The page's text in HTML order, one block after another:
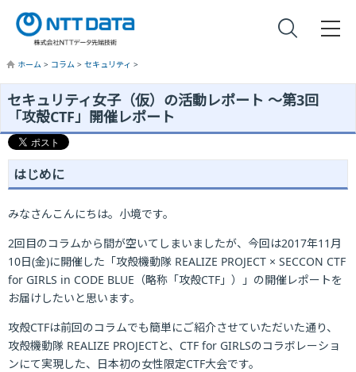
ホーム > コラム > セキュリティ >
セキュリティ女子（仮）の活動レポート ～第3回
「攻殻CTF」開催レポート
はじめに
みなさんこんにちは。小境です。
2回目のコラムから間が空いてしまいましたが、今回は2017年11月
10日(金)に開催した「攻殻機動隊 REALIZE PROJECT × SECCON CTF
for GIRLS in CODE BLUE（略称「攻殻CTF」）」の開催レポートを
お届けしたいと思います。
攻殻CTFは前回のコラムでも簡単にご紹介させていただいた通り、
攻殻機動隊 REALIZE PROJECTと、CTF for GIRLSのコラボレーショ
ンにて実現した、日本初の女性限定CTF大会です。